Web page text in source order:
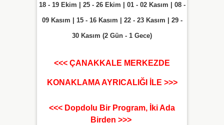
18 - 19 Ekim | 25 - 26 Ekim | 01 - 02 Kasım | 08 -
09 Kasım | 15 - 16 Kasım | 22 - 23 Kasım | 29 -
30 Kasım (2 Gün - 1 Gece)
<<< ÇANAKKALE MERKEZDE
KONAKLAMA AYRICALIĞI İLE >>>
<<< Dopdolu Bir Program, İki Ada
Birden >>>